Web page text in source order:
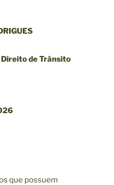
de Trânsito
que possuem